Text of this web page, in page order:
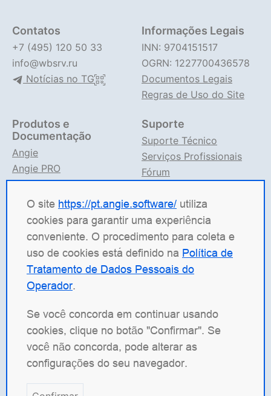
O site https://pt.angie.software/ utiliza
cookies para garantir uma experiência
conveniente. O procedimento para coleta e
uso de cookies está definido na Política de
Tratamento de Dados Pessoais do
Operador.
Se você concorda em continuar usando
cookies, clique no botão "Confirmar". Se
você não concorda, pode alterar as
configurações do seu navegador.
Contatos
+7 (495) 120 50 33
info@wbsrv.ru
Notícias no TG
Informações Legais
INN: 9704151517
OGRN: 1227700436578
Documentos Legais
Regras de Uso do Site
Produtos e
Documentação
Angie
Angie PRO
ANIC
Documentação Angie
Suporte
Suporte Técnico
Serviços Profissionais
Fórum
Angie Software(Web Server, LLC) é uma empresa
russa de TI especializada em soluções para sistemas
de alta carga. Nossos produtos incluem a plataforma
de balanceamento de carga
Delivery Controller), o servidor web
Angie Ingress Controller(ANIC), uma solução de
gerenciamento de tráfego para aplicações
conteinerizadas em Kubernetes. Temos especial
orgulho do nosso servidor web de código aberto
, desenvolvido como um fork do nginx com o